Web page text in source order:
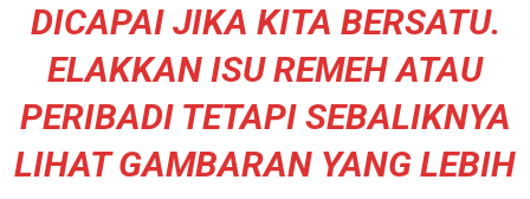
DICAPAI JIKA KITA BERSATU.
ELAKKAN ISU REMEH ATAU
PERIBADI TETAPI SEBALIKNYA
LIHAT GAMBARAN YANG LEBIH